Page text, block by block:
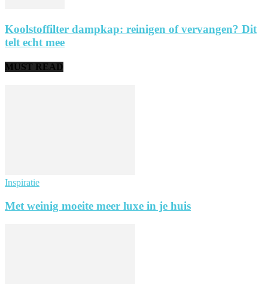
Koolstoffilter dampkap: reinigen of vervangen? Dit
telt echt mee
MUST READ
Inspiratie
Met weinig moeite meer luxe in je huis